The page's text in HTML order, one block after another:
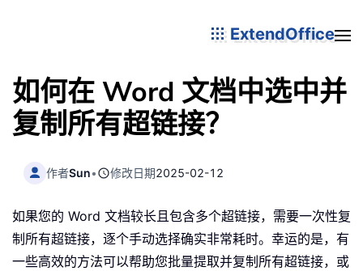
ExtendOffice
如何在 Word 文档中选中并
复制所有超链接？
作者Sun• 修改日期2025-02-12
如果您的 Word 文档较长且包含多个超链接，需要一次性复
制所有超链接，逐个手动选择确实非常耗时。幸运的是，有
一些高效的方法可以帮助您批量提取并复制所有超链接，或